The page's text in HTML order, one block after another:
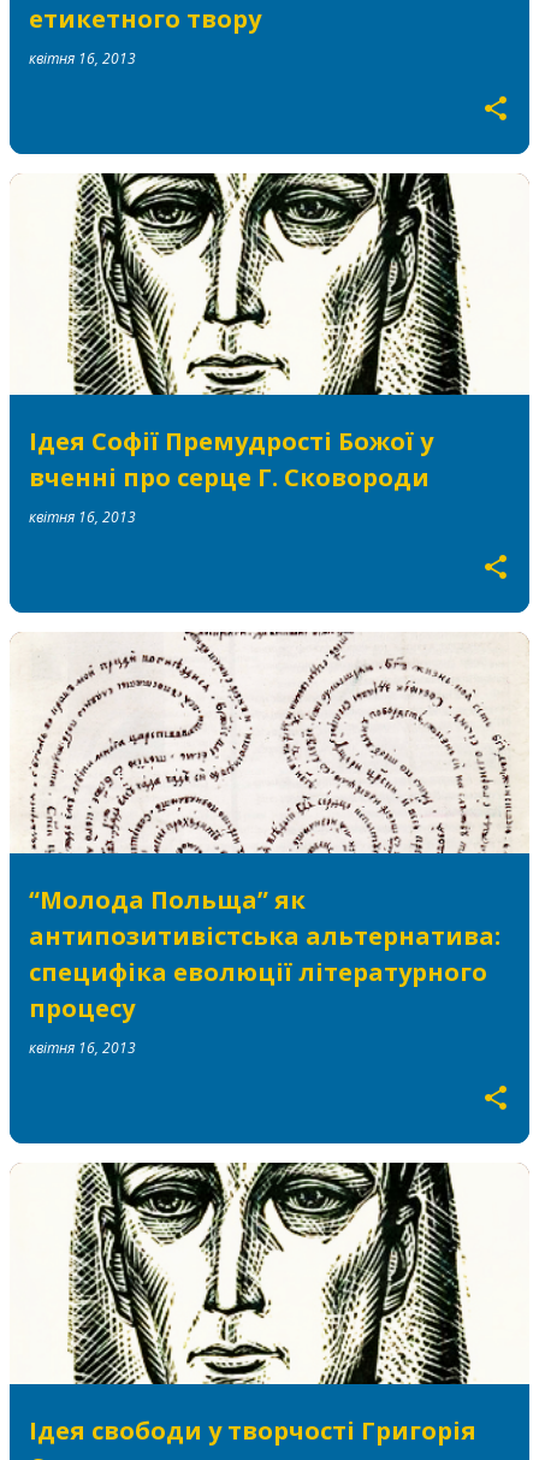
етикетного твору
квітня 16, 2013
Ідея Софії Премудрості Божої у
вченні про серце Г. Сковороди
квітня 16, 2013
“Молода Польща” як
антипозитивістська альтернатива:
специфіка еволюції літературного
процесу
квітня 16, 2013
Ідея свободи у творчості Григорія